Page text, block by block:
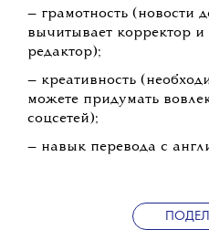
— грамотность (новости
вычитывает корректор
редактор);
— креативность
можете придумать
соцсетей);
— навык перевода с